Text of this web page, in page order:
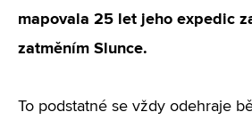
mapovala 25 let jeho expedic
zatměním Slunce.
To podstatné se vždy odehraje